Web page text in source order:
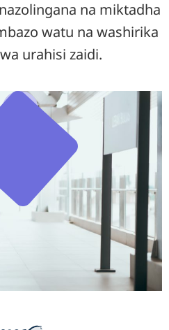
na miktadha
watu na washirika
urahisi zaidi.